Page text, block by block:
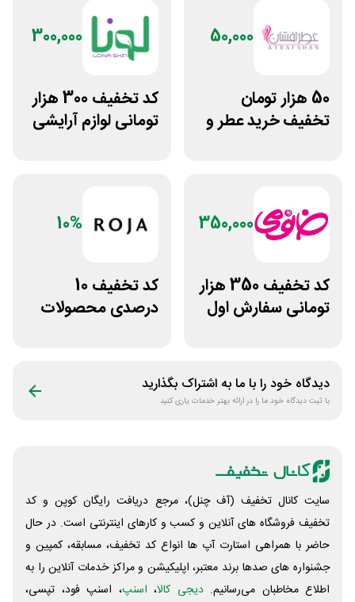
50,000
50 هزار تومان
تخفیف خرید عطر و
300,000
کد تخفیف 300 هزار
تومانی لوازم آرایشی
350,000
کد تخفیف 350 هزار
تومانی سفارش اول
10%
کد تخفیف 10
درصدی محصولات
دیدگاه خود را با ما به اشتراک بگذارید
با ثبت دیدگاه خود ما را در ارائه بهتر خدمات یاری کنید
سایت کانال تخفیف (آف چنل)، مرجع دریافت رایگان کوپن و کد
تخفیف فروشگاه های آنلاین و کسب و‌ کارهای اینترنتی است. در حال
حاضر با همراهی استارت آپ ها انواع کد تخفیف، مسابقه، کمپین و
جشنواره های صدها برند معتبر، اپلیکیشن و مراکز خدمات آنلاین را به
اطلاع مخاطبان می‌رسانیم. دیجی کالا، اسنپ، اسنپ فود، تپسی،